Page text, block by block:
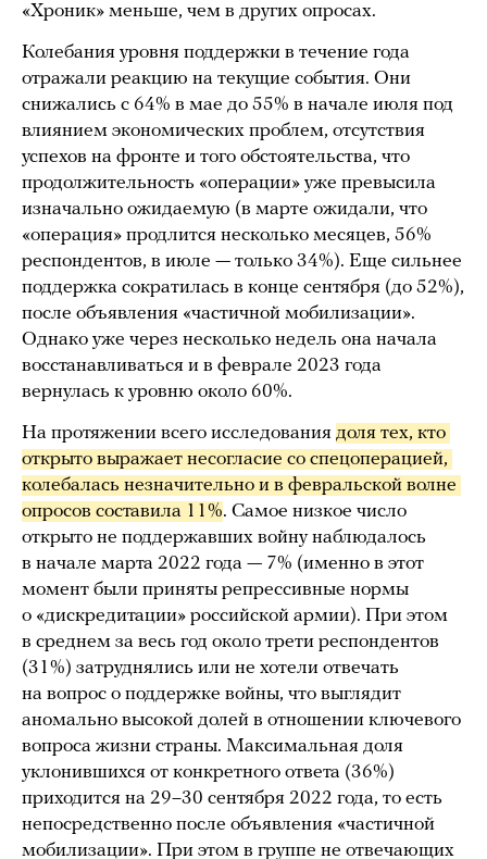
«Хроник» меньше, чем в других опросах.
Колебания уровня поддержки в течение года
отражали реакцию на текущие события. Они
снижались с 64% в мае до 55% в начале июля под
влиянием экономических проблем, отсутствия
успехов на фронте и того обстоятельства, что
продолжительность «операции» уже превысила
изначально ожидаемую (в марте ожидали, что
«операция» продлится несколько месяцев, 56%
респондентов, в июле — только 34%). Еще сильнее
поддержка сократилась в конце сентября (до 52%),
после объявления «частичной мобилизации».
Однако уже через несколько недель она начала
восстанавливаться и в феврале 2023 года
вернулась к уровню около 60%.
На протяжении всего исследования доля тех, кто
открыто выражает несогласие со спецоперацией,
колебалась незначительно и в февральской волне
опросов составила 11%. Самое низкое число
открыто не поддержавших войну наблюдалось
в начале марта 2022 года — 7% (именно в этот
момент были приняты репрессивные нормы
о «дискредитации» российской армии). При этом
в среднем за весь год около трети респондентов
(31%) затруднялись или не хотели отвечать
на вопрос о поддержке войны, что выглядит
аномально высокой долей в отношении ключевого
вопроса жизни страны. Максимальная доля
уклонившихся от конкретного ответа (36%)
приходится на 29–30 сентября 2022 года, то есть
непосредственно после объявления «частичной
мобилизации». При этом в группе не отвечающих